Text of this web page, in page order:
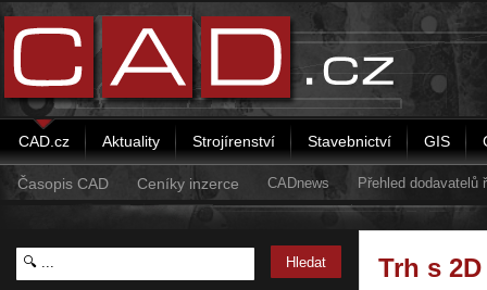
CAD.cz Aktuality Strojírenství Stavebnictví GIS
Časopis CAD Ceníky inzerce CADnews Přehled
Trh s